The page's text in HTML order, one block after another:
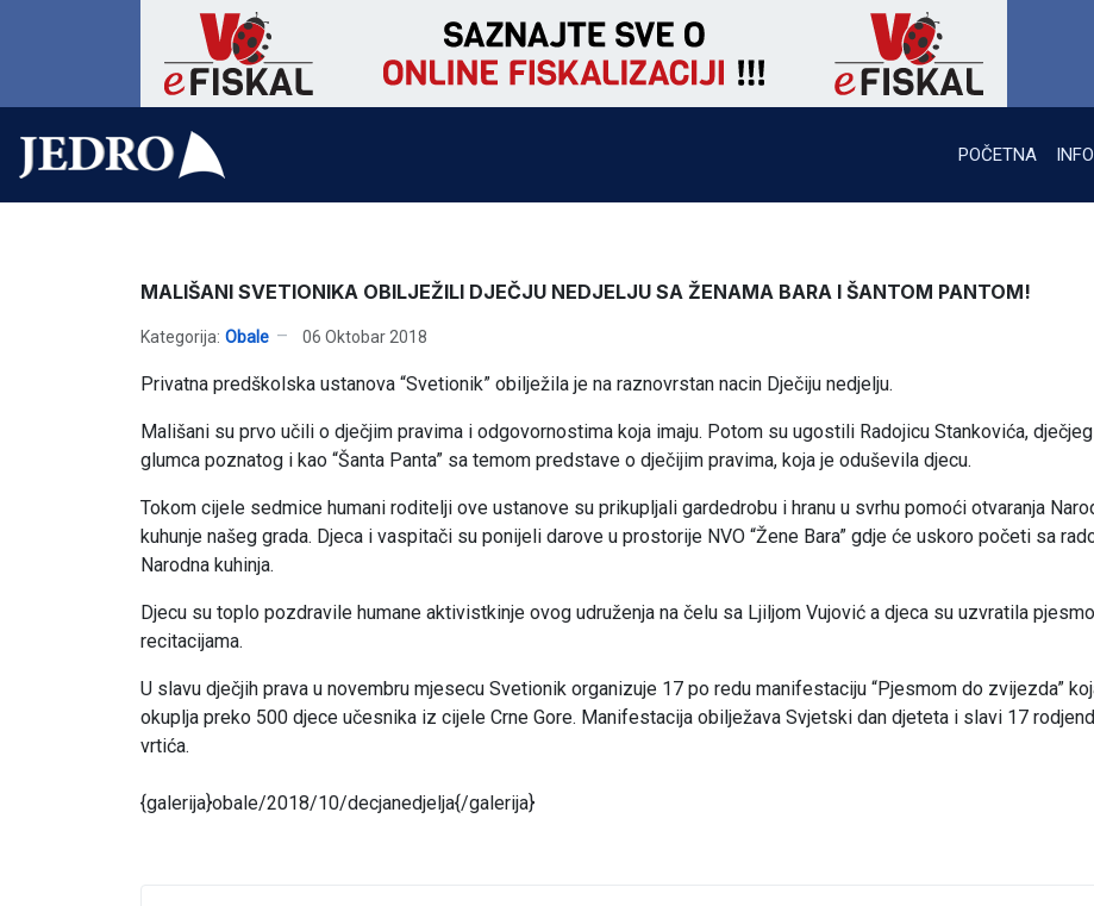
POČETNA INFO
MALIŠANI SVETIONIKA OBILJEŽILI DJEČJU NEDJELJU SA ŽENAMA BARA I ŠANTOM PANTOM!
Kategorija: Obale 06 Oktobar 2018
Privatna predškolska ustanova “Svetionik” obilježila je na raznovrstan nacin Dječiju nedjelju.
Mališani su prvo učili o dječjim pravima i odgovornostima koja imaju. Potom su ugostili Radojicu Stankovića, dječjeg
glumca poznatog i kao “Šanta Panta” sa temom predstave o dječijim pravima, koja je oduševila djecu.
Tokom cijele sedmice humani roditelji ove ustanove su prikupljali gardedrobu i hranu u svrhu pomoći otvaranja
kuhunje našeg grada. Djeca i vaspitači su ponijeli darove u prostorije NVO “Žene Bara” gdje će uskoro početi sa
Narodna kuhinja.
Djecu su toplo pozdravile humane aktivistkinje ovog udruženja na čelu sa Ljiljom Vujović a djeca su uzvratila
recitacijama.
U slavu dječjih prava u novembru mjesecu Svetionik organizuje 17 po redu manifestaciju “Pjesmom do zvijezda”
okuplja preko 500 djece učesnika iz cijele Crne Gore. Manifestacija obilježava Svjetski dan djeteta i slavi 17
vrtića.
{galerija}obale/2018/10/decjanedjelja{/galerija}